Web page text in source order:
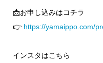
📩お申し込みはコチラ
👉 https://yamaippo.com/
インスタはこちら